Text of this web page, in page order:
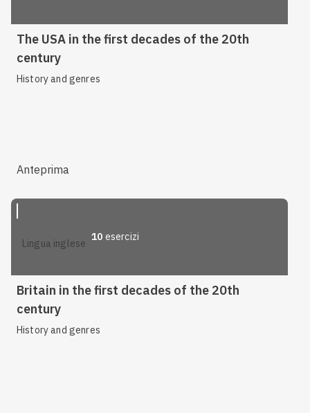
The USA in the first decades of the 20th
century
History and genres
Anteprima
lingua inglese
10 esercizi
Britain in the first decades of the 20th
century
History and genres